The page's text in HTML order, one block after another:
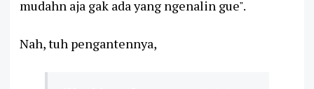
mudahn aja gak ada yang ngenalin gue".
Nah, tuh pengantennya,